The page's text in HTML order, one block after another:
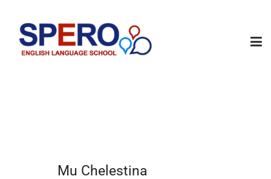
Mu Chelestina